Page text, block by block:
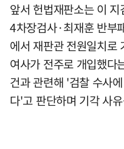
앞서 헌법재판소는 이
4차장검사·최재훈 반부
에서 재판관 전원일치로
여사가 전주로 개입했다
건과 관련해 '검찰 수사
다'고 판단하며 기각 사